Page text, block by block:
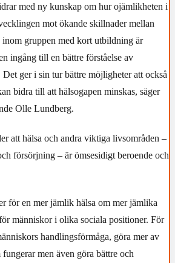
med ny kunskap om hur ojämlikheten i
mot ökande skillnader mellan
gruppen med kort utbildning är
ingång till en bättre förståelse av
ger i sin tur bättre möjligheter att också
bidra till att hälsogapen minskas, säger
Olle Lundberg.
att hälsa och andra viktiga livsområden –
försörjning – är ömsesidigt beroende och
för en mer jämlik hälsa om mer jämlika
människor i olika sociala positioner. För
handlingsförmåga, göra mer av
fungerar men även göra bättre och